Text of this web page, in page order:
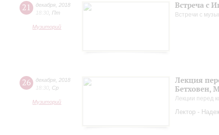
21 декабря 2018
18:30 Пт
Музиторий
Встреча с
Встречи с
26 декабря 2018
18:30 Ср
Музиторий
Лекция
Бетховен,
Лекции перед
Лектор -